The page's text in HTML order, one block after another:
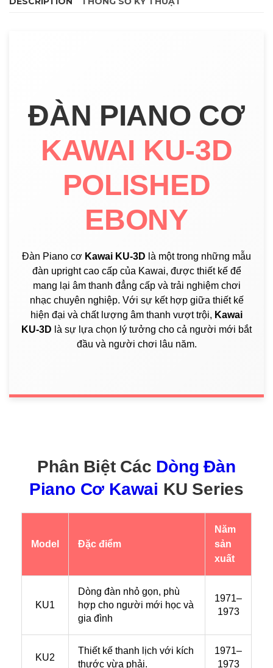
ĐÀN PIANO CƠ
KAWAI KU-3D
POLISHED
EBONY
Đàn Piano cơ Kawai KU-3D là một trong những mẫu
đàn upright cao cấp của Kawai, được thiết kế để
mang lại âm thanh đẳng cấp và trải nghiệm chơi
nhạc chuyên nghiệp. Với sự kết hợp giữa thiết kế
hiện đại và chất lượng âm thanh vượt trội, Kawai
KU-3D là sự lựa chọn lý tưởng cho cả người mới bắt
đầu và người chơi lâu năm.
Phân Biệt Các Dòng Đàn
Piano Cơ Kawai KU Series
Model Đặc điểm
Năm
sản
xuất
KU1
Dòng đàn nhỏ gọn, phù
hợp cho người mới học và
gia đình
1971–
1973
KU2
Thiết kế thanh lịch với kích
thước vừa phải.
1971–
1973